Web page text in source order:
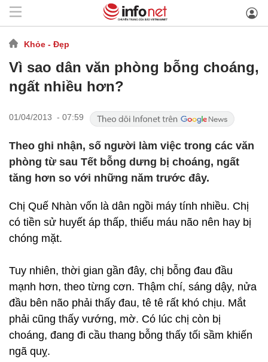
Khỏe - Đẹp
Vì sao dân văn phòng bỗng choáng,
ngất nhiều hơn?
01/04/2013 - 07:59
Theo ghi nhận, số người làm việc trong các văn
phòng từ sau Tết bỗng dưng bị choáng, ngất
tăng hơn so với những năm trước đây.
Chị Quế Nhàn vốn là dân ngồi máy tính nhiều. Chị
có tiền sử huyết áp thấp, thiếu máu não nên hay bị
chóng mặt.
Tuy nhiên, thời gian gần đây, chị bỗng đau đầu
mạnh hơn, theo từng cơn. Thậm chí, sáng dậy, nửa
đầu bên não phải thấy đau, tê tê rất khó chịu. Mắt
phải cũng thấy vướng, mờ. Có lúc chị còn bị
choáng, đang đi cầu thang bỗng thấy tối sầm khiến
ngã quỵ.